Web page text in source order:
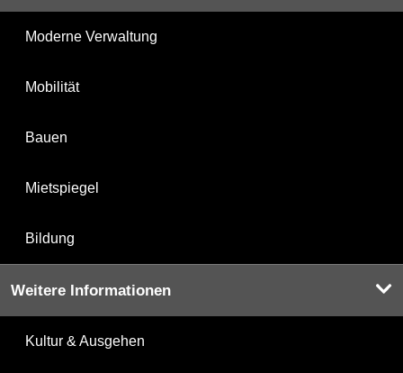
Moderne Verwaltung
Mobilität
Bauen
Mietspiegel
Bildung
Weitere Informationen
Kultur & Ausgehen